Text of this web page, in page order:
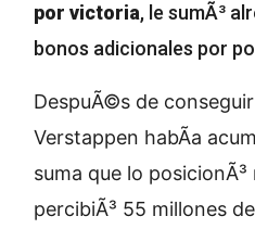
por victoria, le sumÃ³
bonos adicionales por
DespuÃ©s de
Verstappen habÃ­a
suma que lo
percibiÃ³ 55 millones